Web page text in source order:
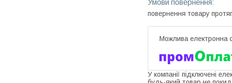
повернення товару
У компанії підключені